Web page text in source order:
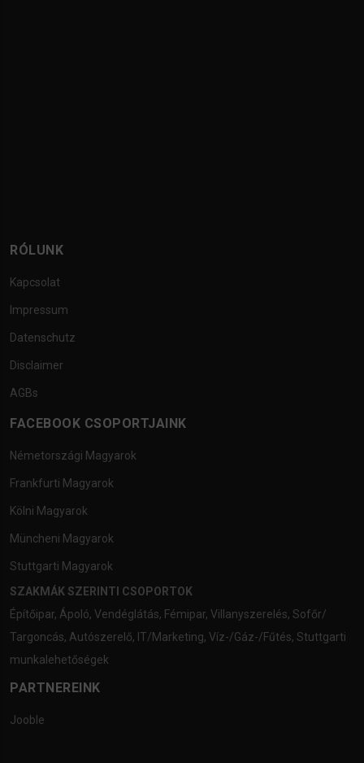
RÓLUNK
Kapcsolat
Impressum
Datenschutz
Disclaimer
AGBs
FACEBOOK CSOPORTJAINK
Németországi Magyarok
Frankfurti Magyarok
Kölni Magyarok
Müncheni Magyarok
Stuttgarti Magyarok
SZAKMÁK SZERINTI CSOPORTOK
Építőipar, Ápoló, Vendéglátás, Fémipar, Villanyszerelés, Sofőr/
Targoncás, Autószerelő, IT/Marketing, Víz-/Gáz-/Fűtés, Stuttgarti
munkalehetőségek
PARTNEREINK
Jooble